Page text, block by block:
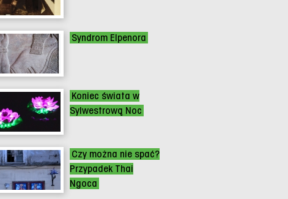
Syndrom Elpenora
Koniec świata w
Sylwestrową Noc
Czy można nie spać?
Przypadek Thai
Ngoca